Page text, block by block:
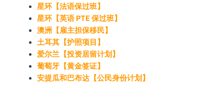
星环【法语保过班】
星环【英语 PTE 保过班】
澳洲【雇主担保移民】
土耳其【护照项目】
爱尔兰【投资居留计划】
葡萄牙【黄金签证】
安提瓜和巴布达【公民身份计划】